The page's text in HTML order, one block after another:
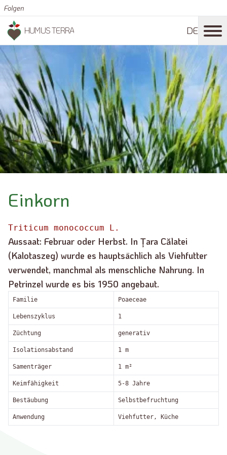
Folgen
HUMUS TERRA DE
Einkorn
Triticum monococcum L.
Aussaat: Februar oder Herbst. In Țara Călatei
(Kalotaszeg) wurde es hauptsächlich als Viehfutter
verwendet, manchmal als menschliche Nahrung. In
Petrinzel wurde es bis 1950 angebaut.
Familie Poaeceae
Lebenszyklus 1
Züchtung generativ
Isolationsabstand 1 m
Samenträger 1 m²
Keimfähigkeit 5-8 Jahre
Bestäubung Selbstbefruchtung
Anwendung Viehfutter, Küche